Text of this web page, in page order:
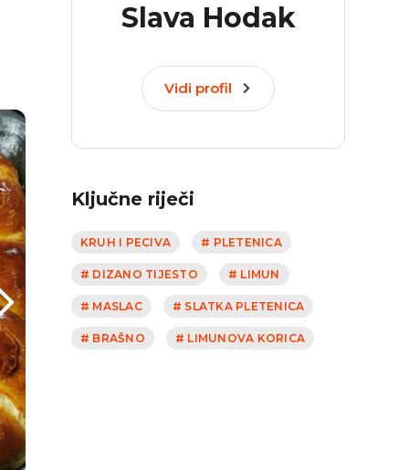
Slava Hodak
Vidi profil
Ključne riječi
KRUH I PECIVA # PLETENICA
# DIZANO TIJESTO # LIMUN
# MASLAC # SLATKA PLETENICA
# BRAŠNO # LIMUNOVA KORICA